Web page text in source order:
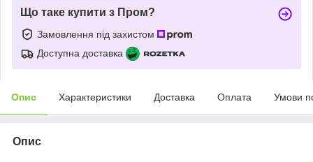
Що таке купити з Пром?
Замовлення під захистом
Доступна доставка
Опис Характеристики Доставка Оплата Умови
Опис